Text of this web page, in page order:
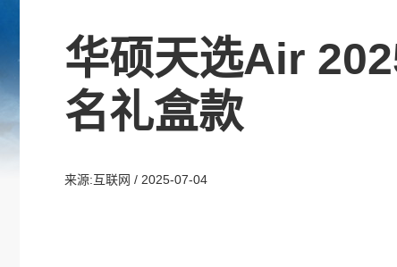
华硕天选Air
名礼盒款
来源:互联网 / 2025-07-04